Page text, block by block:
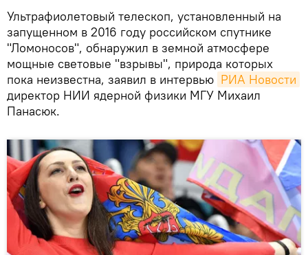
Ультрафиолетовый телескоп, установленный на
запущенном в 2016 году российском спутнике
"Ломоносов", обнаружил в земной атмосфере
мощные световые "взрывы", природа которых
пока неизвестна, заявил в интервью РИА Новости
директор НИИ ядерной физики МГУ Михаил
Панасюк.